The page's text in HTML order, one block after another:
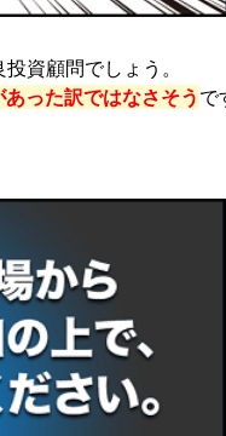
資顧問でしょう。
った訳ではなさそう で